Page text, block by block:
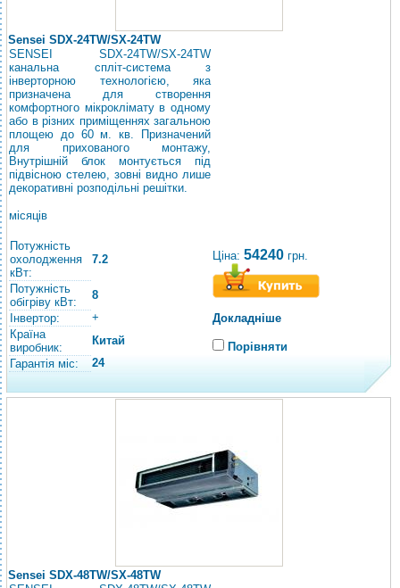
Sensei SDХ-24TW/SХ-24TW
SENSEI SDХ-24TW/SХ-24TW
канальна спліт-система з
інверторною технологією, яка
призначена для створення
комфортного мікроклімату в одному
або в різних приміщеннях загальною
площею до 60 м. кв. Призначений
для прихованого монтажу,
Внутрішній блок монтується під
підвісною стелею, зовні видно лише
декоративні розподільні решітки.
місяців
Потужність
охолодження
кВт:
7.2
Потужність
обігріву кВт:
8
Інвертор:
+
Країна
виробник:
Китай
Гарантія міс:
24
Ціна: 54240 грн.
Докладніше
Порівняти
Sensei SDX-48TW/SХ-48TW